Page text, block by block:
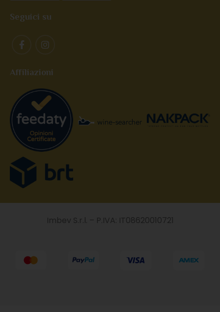
Seguici su
Affiliazioni
Imbev S.r.l. – P.IVA: IT08620010721